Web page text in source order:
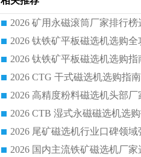
2026 CTG 干式磁选机选购指